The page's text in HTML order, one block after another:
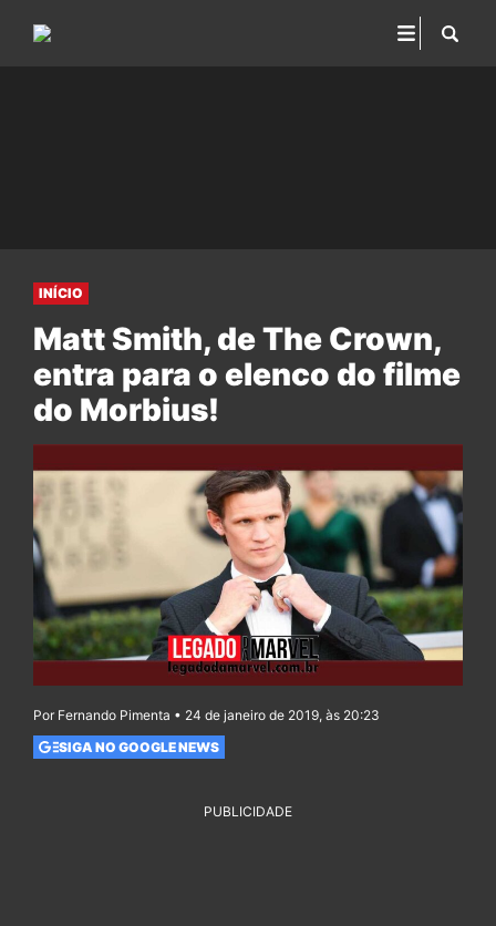
INÍCIO
Matt Smith, de The Crown,
entra para o elenco do filme
do Morbius!
Por Fernando Pimenta • 24 de janeiro de 2019, às 20:23
SIGA NO GOOGLE NEWS
PUBLICIDADE